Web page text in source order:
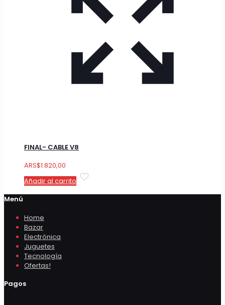
FINAL- CABLE V8
ARS$1.820,00
Añadir al carrito
Menú
Home
Bazar
Electrónica
Juguetes
Tecnología
Ofertas!
Pagos